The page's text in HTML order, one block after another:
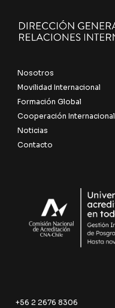
Nosotros
Movilidad Internacional
Formación Global
Cooperación Internacional
Noticias
Contacto
+56 2 2676 8306